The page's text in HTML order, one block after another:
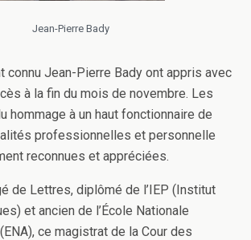
Jean-Pierre Bady
connu Jean-Pierre Bady ont appris avec
à la fin du mois de novembre. Les
hommage à un haut fonctionnaire de
professionnelles et personnelle
reconnues et appréciées.
de Lettres, diplômé de l’IEP (Institut
et ancien de l’École Nationale
ce magistrat de la Cour des